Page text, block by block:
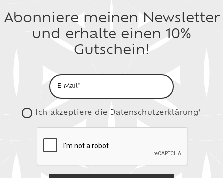
Abonniere meinen Newsletter
und erhalte einen 10%
Gutschein!
Ich akzeptiere die Datenschutzerklärung*